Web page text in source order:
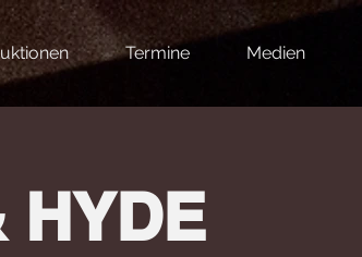
Termine Medien